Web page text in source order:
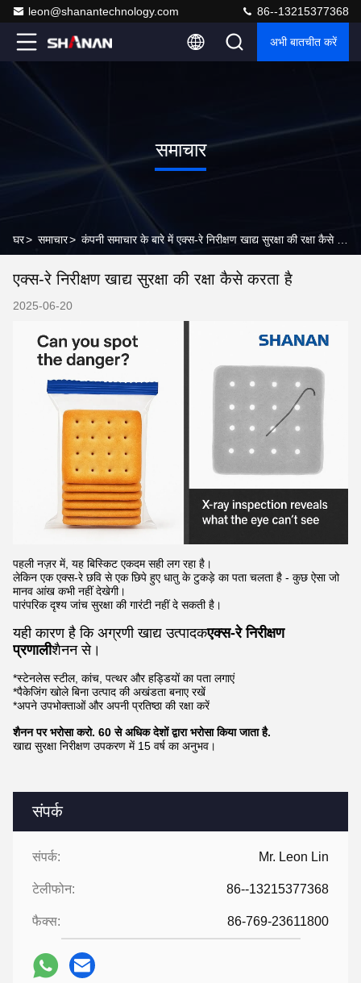
leon@shanantechnology.com 86--13215377368
अभी बातचीत करें
समाचार
घर> समाचार>
संपर्क
संपर्क: Mr. Leon Lin
टेलीफोन: 86--13215377368
फैक्स: 86-769-23611800
एक्स-रे निरीक्षण खाद्य सुरक्षा की रक्षा कैसे करता है
2025-06-20
पहली नज़र में, यह बिस्किट एकदम सही लग रहा है।
लेकिन एक एक्स-रे छवि से एक छिपे हुए धातु के टुकड़े का पता चलता है - कुछ ऐसा जो
मानव आंख कभी नहीं देखेगी।
पारंपरिक दृश्य जांच सुरक्षा की गारंटी नहीं दे सकती है।
यही कारण है कि अग्रणी खाद्य उत्पादकएक्स-रे निरीक्षण
प्रणालीशैनन से।
*स्टेनलेस स्टील, कांच, पत्थर और हड्डियों का पता लगाएं
*पैकेजिंग खोले बिना उत्पाद की अखंडता बनाए रखें
*अपने उपभोक्ताओं और अपनी प्रतिष्ठा की रक्षा करें
शैनन पर भरोसा करो. 60 से अधिक देशों द्वारा भरोसा किया जाता है.
खाद्य सुरक्षा निरीक्षण उपकरण में 15 वर्ष का अनुभव।